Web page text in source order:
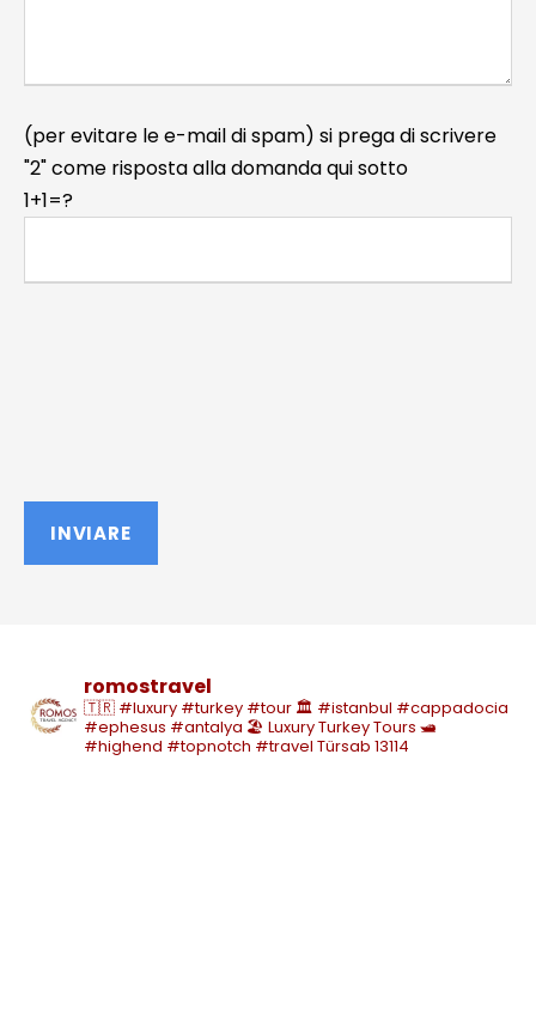
(per evitare le e-mail di spam) si prega di scrivere
"2" come risposta alla domanda qui sotto
1+1=?
romostravel
🇹🇷 #luxury #turkey #tour 🏛️ #istanbul #cappadocia
#ephesus #antalya 🏖️ Luxury Turkey Tours 🛥️
#highend #topnotch #travel Türsab 13114